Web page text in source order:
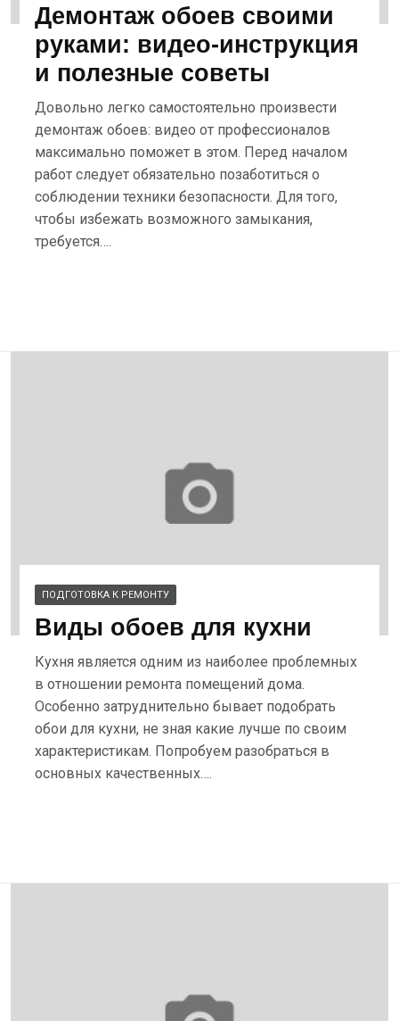
Демонтаж обоев своими
руками: видео-инструкция
и полезные советы
Довольно легко самостоятельно произвести
демонтаж обоев: видео от профессионалов
максимально поможет в этом. Перед началом
работ следует обязательно позаботиться о
соблюдении техники безопасности. Для того,
чтобы избежать возможного замыкания,
требуется….
ПОДГОТОВКА К РЕМОНТУ
Виды обоев для кухни
Кухня является одним из наиболее проблемных
в отношении ремонта помещений дома.
Особенно затруднительно бывает подобрать
обои для кухни, не зная какие лучше по своим
характеристикам. Попробуем разобраться в
основных качественных….